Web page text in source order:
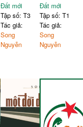
Đất mới
Tập số: T3
Tác giả:
Song
Nguyễn
Đất mới
Tập số: T1
Tác giả:
Song
Nguyễn